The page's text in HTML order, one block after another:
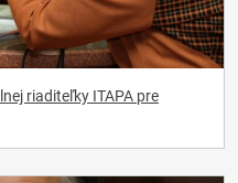
riaditeľky ITAPA pre